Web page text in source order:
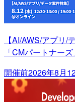
【AI/AWS/アプリ
「CMパートナー
開催前2026年8月